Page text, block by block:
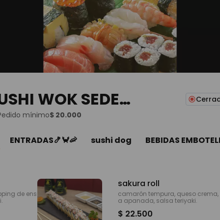
WOK SEDE
mínimo$ 20.000
ENTRADAS🍤🦀🦐 sushi dog BEBIDAS
de ens
sakura roll
camarón tempura, queso
a apanada, salsa teriyaki.
$ 22.500